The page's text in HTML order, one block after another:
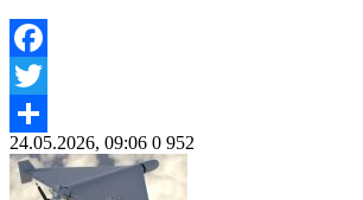
Facebook
Twitter
Share
24.05.2026, 09:06 0 952